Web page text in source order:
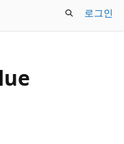
로그인